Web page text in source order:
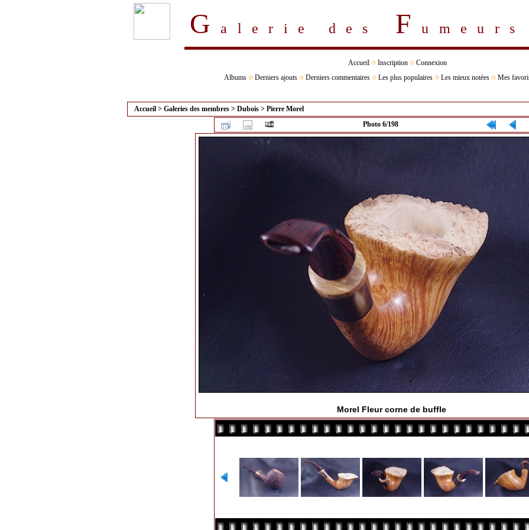
Galerie des F
Accueil Inscription
Connexion
Albums
Derniers ajouts Derniers commentaires Les plus populaires Les mieux notées Mes
Accueil > Galeries des membres > Dubois > Pierre Morel
Photo 6/198
Morel Fleur corne de buffle